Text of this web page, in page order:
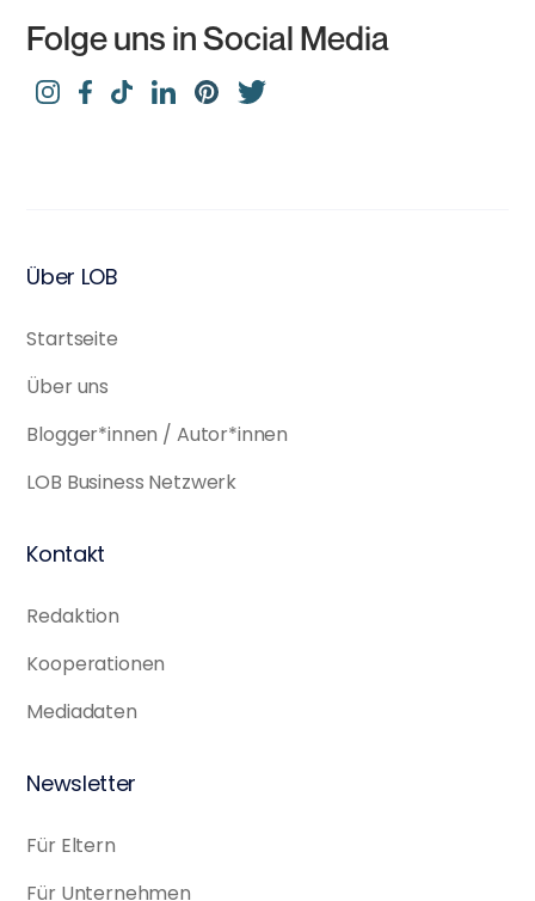
Folge uns in Social Media
Über LOB
Startseite
Über uns
Blogger*innen / Autor*innen
LOB Business Netzwerk
Kontakt
Redaktion
Kooperationen
Mediadaten
Newsletter
Für Eltern
Für Unternehmen